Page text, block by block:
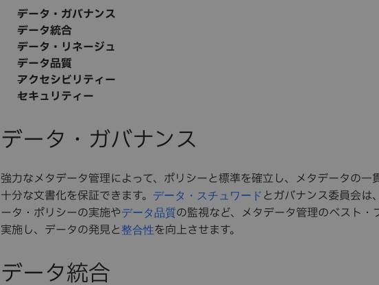
データ・ガバナンス
データ統合
データ・リネージュ
データ品質
アクセシビリティー
セキュリティー
データ・ガバナンス
強力なメタデータ管理によって、ポリシーと標準を確立し、メタデータの一
十分な文書化を保証できます。 データ・スチュワード とガバナンス委員会は
ータ・ポリシーの実施やデータ品質の監視など、メタデータ管理のベスト・
実施し、データの発見と整合性を向上させます。
データ統合